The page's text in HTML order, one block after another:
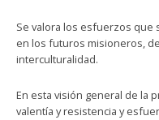
Se valora los esfuerzos que
en los futuros misioneros,
interculturalidad.
En esta visión general de la
valentía y resistencia y